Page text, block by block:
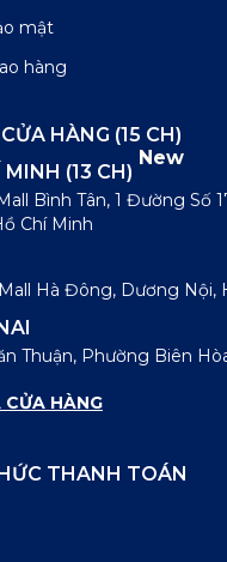
mật
hàng
HÀNG (15 CH)
MINH (13 CH)
New
Bình Tân, 1 Đường Số
Chí Minh
Hà Đông, Dương Nội,
Thuận, Phường Biên
HÀNG
THANH TOÁN